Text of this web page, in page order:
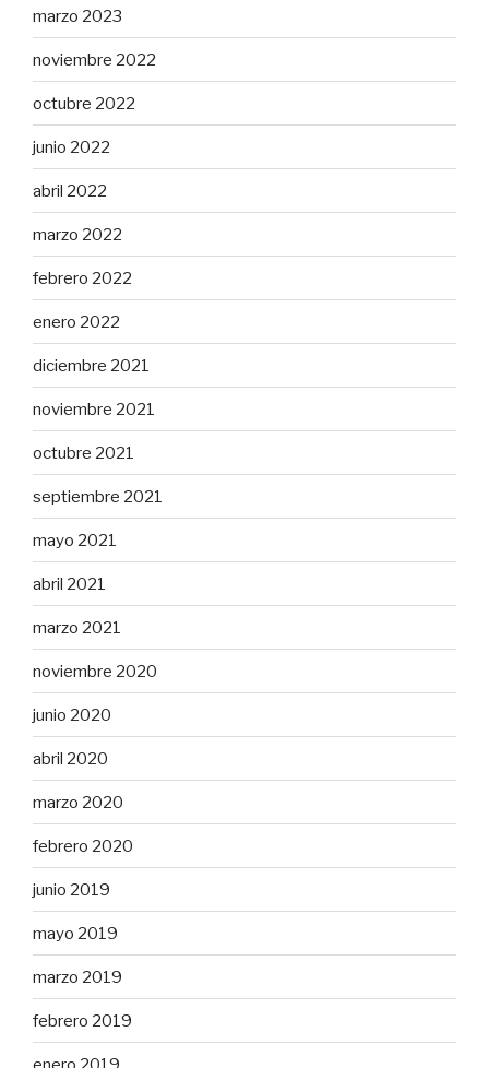
marzo 2023
noviembre 2022
octubre 2022
junio 2022
abril 2022
marzo 2022
febrero 2022
enero 2022
diciembre 2021
noviembre 2021
octubre 2021
septiembre 2021
mayo 2021
abril 2021
marzo 2021
noviembre 2020
junio 2020
abril 2020
marzo 2020
febrero 2020
junio 2019
mayo 2019
marzo 2019
febrero 2019